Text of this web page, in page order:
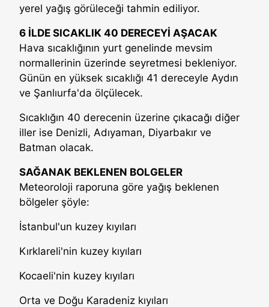
yerel yağış görüleceği tahmin ediliyor.
6 İLDE SICAKLIK 40 DERECEYİ AŞACAK
Hava sıcaklığının yurt genelinde mevsim
normallerinin üzerinde seyretmesi bekleniyor.
Günün en yüksek sıcaklığı 41 dereceyle Aydın
ve Şanlıurfa'da ölçülecek.
Sıcaklığın 40 derecenin üzerine çıkacağı diğer
iller ise Denizli, Adıyaman, Diyarbakır ve
Batman olacak.
SAĞANAK BEKLENEN BOLGELER
Meteoroloji raporuna göre yağış beklenen
bölgeler şöyle:
İstanbul'un kuzey kıyıları
Kırklareli'nin kuzey kıyıları
Kocaeli'nin kuzey kıyıları
Orta ve Doğu Karadeniz kıyıları